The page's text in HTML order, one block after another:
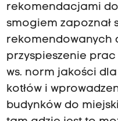
rekomendacjami
smogiem zapoznał
rekomendowanych
przyspieszenie
ws. norm jakości
kotłów i
budynków do